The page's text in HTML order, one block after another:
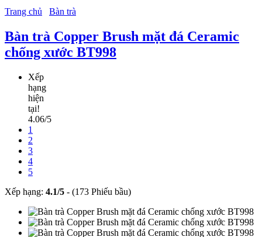
Trang chủ
Bàn trà
Bàn trà Copper Brush mặt đá Ceramic
chống xước BT998
Xếp
hạng
hiện
tại!
4.06/5
1
2
3
4
5
Xếp hạng: 4.1/5 - (173 Phiếu bầu)